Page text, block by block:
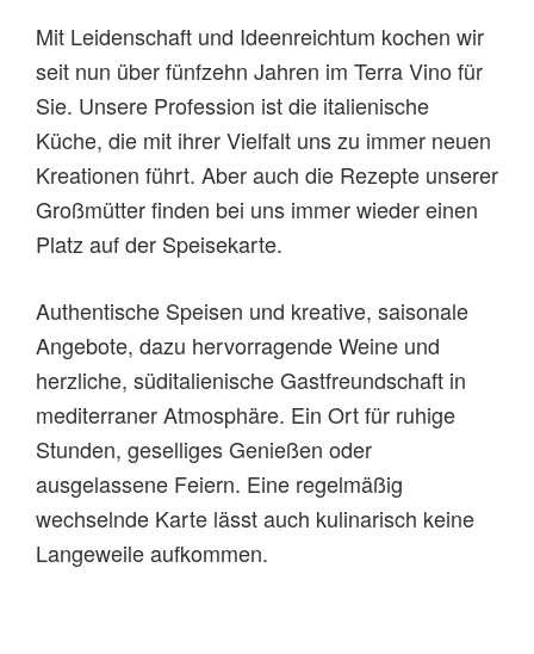
Mit Leidenschaft und Ideenreichtum kochen wir
seit nun über fünfzehn Jahren im Terra Vino für
Sie. Unsere Profession ist die italienische
Küche, die mit ihrer Vielfalt uns zu immer neuen
Kreationen führt. Aber auch die Rezepte unserer
Großmütter finden bei uns immer wieder einen
Platz auf der Speisekarte.
Authentische Speisen und kreative, saisonale
Angebote, dazu hervorragende Weine und
herzliche, süditalienische Gastfreundschaft in
mediterraner Atmosphäre. Ein Ort für ruhige
Stunden, geselliges Genießen oder
ausgelassene Feiern. Eine regelmäßig
wechselnde Karte lässt auch kulinarisch keine
Langeweile aufkommen.